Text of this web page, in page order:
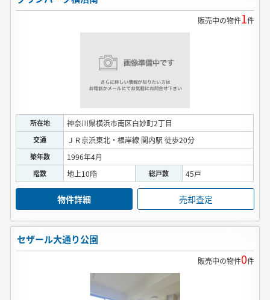
販売中の物件1件
所在地 神奈川県横浜市南区白妙町2丁目
交通 ＪＲ京浜東北・根岸線 関内駅 徒歩20分
築年数 1996年4月
階数 地上10階 総戸数 45戸
物件詳細 売却査定
セザール大通り公園
販売中の物件0件